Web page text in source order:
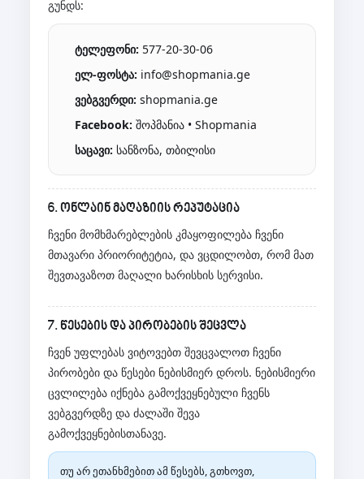
გუნდს:
ტელეფონი: 577-20-30-06
ელ-ფოსტა: info@shopmania.ge
ვებგვერდი: shopmania.ge
Facebook: შოპმანია • Shopmania
საცავი: სანზონა, თბილისი
6. ონლაინ მაღაზიის რეპუტაცია
ჩვენი მომხმარებლების კმაყოფილება ჩვენი
მთავარი პრიორიტეტია, და ვცდილობთ, რომ მათ
შევთავაზოთ მაღალი ხარისხის სერვისი.
7. წესების და პირობების შეცვლა
ჩვენ უფლებას ვიტოვებთ შევცვალოთ ჩვენი
პირობები და წესები ნებისმიერ დროს. ნებისმიერი
ცვლილება იქნება გამოქვეყნებული ჩვენს
ვებგვერდზე და ძალაში შევა
გამოქვეყნებისთანავე.
თუ არ ეთანხმებით ამ წესებს, გთხოვთ,